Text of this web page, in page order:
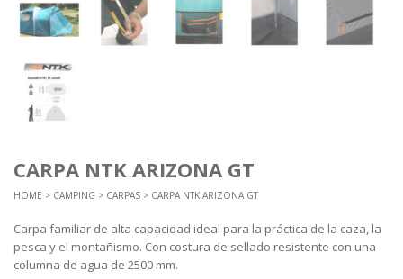
CARPA NTK ARIZONA GT
HOME > CAMPING > CARPAS > CARPA NTK ARIZONA GT
Carpa familiar de alta capacidad ideal para la práctica de la caza, la
pesca y el montañismo. Con costura de sellado resistente con una
columna de agua de 2500 mm.